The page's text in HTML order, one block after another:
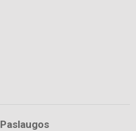
Paslaugos